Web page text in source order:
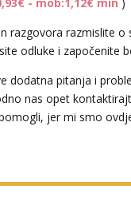
razgovora razmislite o
odluke i započenite
dodatna pitanja i
nas opet
jer mi smo